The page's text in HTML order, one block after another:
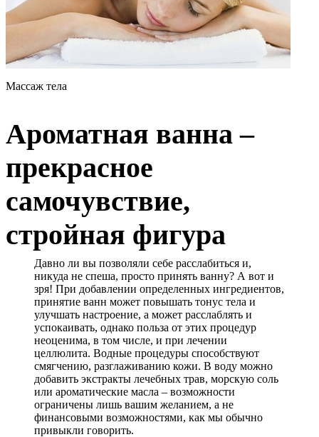
Массаж тела
Ароматная ванна –
прекрасное
самочувствие,
стройная фигура
Давно ли вы позволяли себе расслабиться и,
никуда не спеша, просто принять ванну? А вот и
зря! При добавлении определенных ингредиентов,
принятие ванн может повышать тонус тела и
улучшать настроение, а может расслаблять и
успокаивать, однако польза от этих процедур
неоценима, в том числе, и при лечении
целлюлита. Водные процедуры способствуют
смягчению, разглаживанию кожи. В воду можно
добавить экстракты лечебных трав, морскую соль
или ароматические масла – возможности
ограничены лишь вашим желанием, а не
финансовыми возможностями, как мы обычно
привыкли говорить.